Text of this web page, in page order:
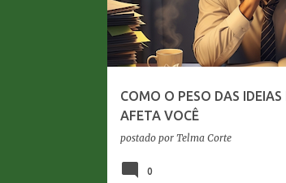
t
a
g
COMO O PESO DAS
AFETA VOCÊ
postado por Telma Corte
0